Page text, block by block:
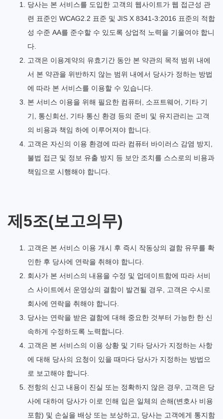
당사는 본 서비스를 도입한 고객의 웹사이트가 웹 접근성 관
련 표준인 WCAG2.2 표준 및 JIS X 8341-3:2016 표준의 적합
성 수준 AA를 준수할 수 있도록 상업적 노력을 기울여야 합니
다.
고객은 이용계약의 유효기간 동안 본 약관의 목적 범위 내에
서 본 약관을 위반하지 않는 범위 내에서 당사가 정하는 방법
에 따라 본 서비스를 이용할 수 있습니다.
본 서비스 이용을 위해 필요한 컴퓨터, 소프트웨어, 기타 기
기, 통신회선, 기타 통신 환경 등의 준비 및 유지관리는 고객
의 비용과 책임 하에 이루어져야 합니다.
고객은 자신의 이용 환경에 따라 컴퓨터 바이러스 감염 방지,
불법 접근 및 정보 유출 방지 등 보안 조치를 스스로의 비용과
책임으로 시행해야 합니다.
제5조(보고의무)
고객은 본 서비스 이용 개시 후 즉시 작동상의 결함 유무를 확
인한 후 당사에 연락을 취해야 합니다.
회사가 본 서비스의 내용을 수정 및 업데이트함에 따라 서비
스 사이트에서 운영상의 결함이 발견될 경우, 고객은 수시로
회사에 연락을 취해야 합니다.
당사는 연락을 받은 결함에 대해 중요한 것부터 가능한 한 신
속하게 수정하도록 노력합니다.
고객은 본 서비스의 이용 상황 및 기타 당사가 지정하는 사항
에 대해 당사의 요청이 있을 때마다 당사가 지정하는 방법으
로 보고해야 합니다.
전항의 신고 내용이 진실 또는 정확하지 않은 경우, 고객은 당
사에 대하여 당사가 이로 인해 입은 일체의 손해(변호사 비용
포함) 및 손실을 배상 또는 보상하고, 당사는 고객에게 통지함